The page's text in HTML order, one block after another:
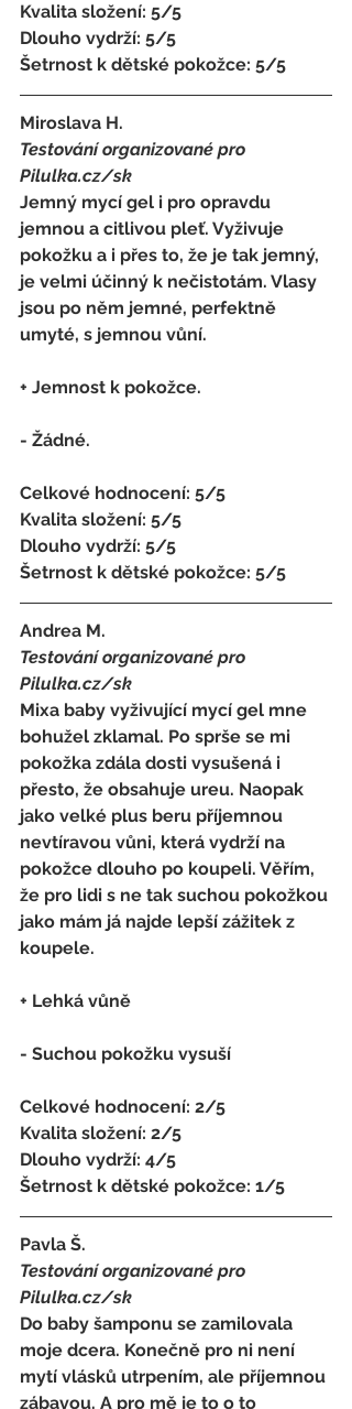
Kvalita složení: 5/5
Dlouho vydrží: 5/5
Šetrnost k dětské pokožce: 5/5
Miroslava H.
Testování organizované pro
Pilulka.cz/sk
Jemný mycí gel i pro opravdu
jemnou a citlivou pleť. Vyživuje
pokožku a i přes to, že je tak jemný,
je velmi účinný k nečistotám. Vlasy
jsou po něm jemné, perfektně
umyté, s jemnou vůní.
+ Jemnost k pokožce.
- Žádné.
Celkové hodnocení: 5/5
Kvalita složení: 5/5
Dlouho vydrží: 5/5
Šetrnost k dětské pokožce: 5/5
Andrea M.
Testování organizované pro
Pilulka.cz/sk
Mixa baby vyživující mycí gel mne
bohužel zklamal. Po sprše se mi
pokožka zdála dosti vysušená i
přesto, že obsahuje ureu. Naopak
jako velké plus beru příjemnou
nevtíravou vůni, která vydrží na
pokožce dlouho po koupeli. Věřím,
že pro lidi s ne tak suchou pokožkou
jako mám já najde lepší zážitek z
koupele.
+ Lehká vůně
- Suchou pokožku vysuší
Celkové hodnocení: 2/5
Kvalita složení: 2/5
Dlouho vydrží: 4/5
Šetrnost k dětské pokožce: 1/5
Pavla Š.
Testování organizované pro
Pilulka.cz/sk
Do baby šamponu se zamilovala
moje dcera. Konečně pro ni není
mytí vlásků utrpením, ale příjemnou
zábavou. A pro mě je to o to